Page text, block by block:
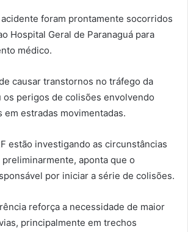
foram prontamente socorridos
Hospital Geral de Paranaguá para
médico.
causar transtornos no tráfego da
os perigos de colisões envolvendo
estradas movimentadas.
estão investigando as circunstâncias
aponta que o
por iniciar a série de colisões.
reforça a necessidade de maior
principalmente em trechos